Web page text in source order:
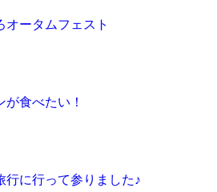
オータムフェスト
が食べたい！
行に行って参りました♪